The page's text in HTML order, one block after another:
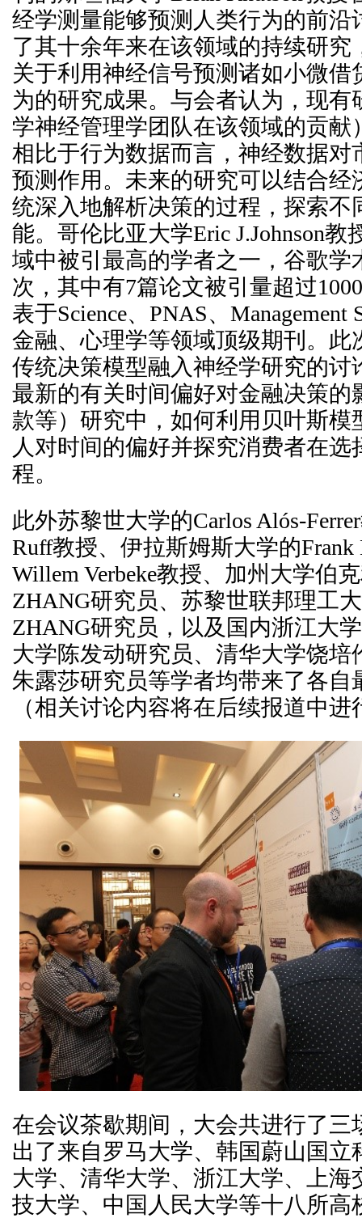
经学测量能够预测人类行为的前沿
了其十余年来在该领域的持续研究
关于利用神经信号预测诸如小微借
为的研究成果。与会者认为，现有
学神经管理学团队在该领域的贡献
相比于行为数据而言，神经数据对
预测作用。未来的研究可以结合经
统深入地解析决策的过程，探索不
能。哥伦比亚大学Eric J.Johnson
域中被引最高的学者之一，谷歌学
次，其中有7篇论文被引量超过
表于Science、PNAS、Management
金融、心理学等领域顶级期刊。此
传统决策模型融入神经学研究的讨
最新的有关时间偏好对金融决策的
款等）研究中，如何利用贝叶斯模
人对时间的偏好并探究消费者在选
程。
此外苏黎世大学的Carlos Alós-
Ruff教授、伊拉斯姆斯大学的Frank
Willem Verbeke教授、加州大学伯
ZHANG研究员、苏黎世联邦理工
ZHANG研究员，以及国内浙江大
大学陈发动研究员、清华大学饶培
朱露莎研究员等学者均带来了各自
（相关讨论内容将在后续报道中进
在会议茶歇期间，大会共进行了三
出了来自罗马大学、韩国蔚山国立
大学、清华大学、浙江大学、上海
技大学、中国人民大学等十八所高